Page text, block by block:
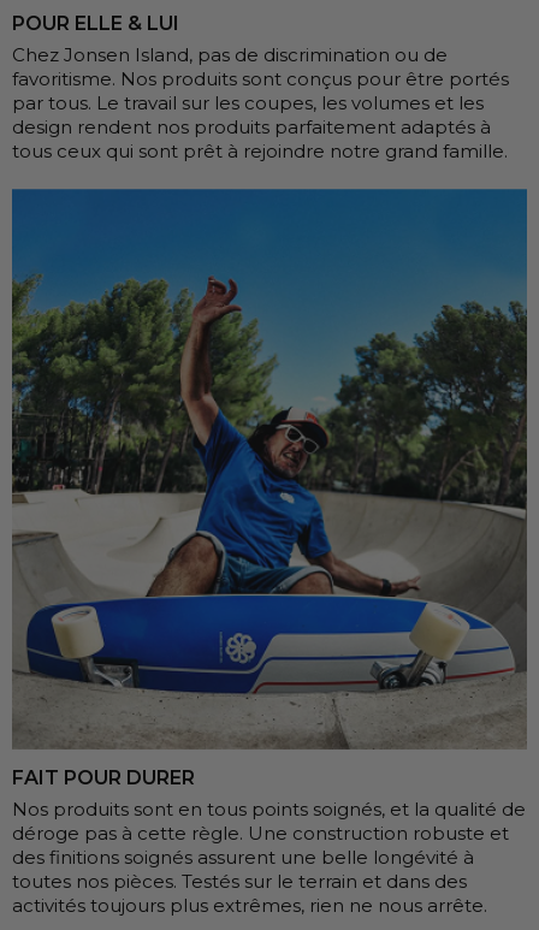
POUR ELLE & LUI
Chez Jonsen Island, pas de discrimination ou de
favoritisme. Nos produits sont conçus pour être portés
par tous. Le travail sur les coupes, les volumes et les
design rendent nos produits parfaitement adaptés à
tous ceux qui sont prêt à rejoindre notre grand famille.
FAIT POUR DURER
Nos produits sont en tous points soignés, et la qualité de
déroge pas à cette règle. Une construction robuste et
des finitions soignés assurent une belle longévité à
toutes nos pièces. Testés sur le terrain et dans des
activités toujours plus extrêmes, rien ne nous arrête.